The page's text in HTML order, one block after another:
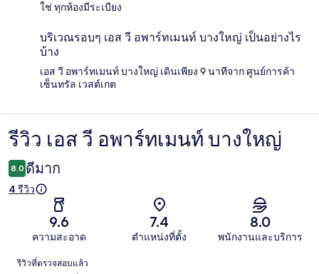
ใช่ ทุกห้องมีระเบียง
บริเวณรอบๆ เอส วี อพาร์ทเมนท์ บางใหญ่ เป็นอย่างไร
บ้าง
เอส วี อพาร์ทเมนท์ บางใหญ่ เดินเพียง 9 นาทีจาก ศูนย์การค้า
เซ็นทรัล เวสต์เกต
รีวิว
รีวิว เอส วี อพาร์ทเมนท์ บางใหญ่
8.0 ดีมาก
4 รีวิว
9.6
ความสะอาด
7.4
ตำแหน่งที่ตั้ง
8.0
พนักงานและบริการ
รีวิว
รีวิวที่ตรวจสอบแล้ว